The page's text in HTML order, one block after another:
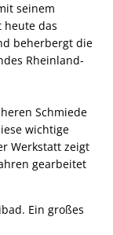
seinem
heute das
beherbergt die
Rheinland-
Schmiede
wichtige
Werkstatt zeigt
gearbeitet
Ein großes